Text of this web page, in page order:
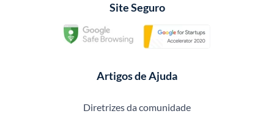
Site Seguro
Artigos de Ajuda
Diretrizes da comunidade